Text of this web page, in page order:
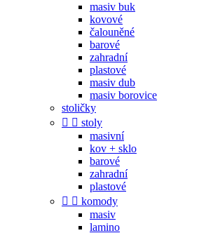
masiv buk
kovové
čalouněné
barové
zahradní
plastové
masiv dub
masiv borovice
stoličky
  stoly
masivní
kov + sklo
barové
zahradní
plastové
  komody
masiv
lamino